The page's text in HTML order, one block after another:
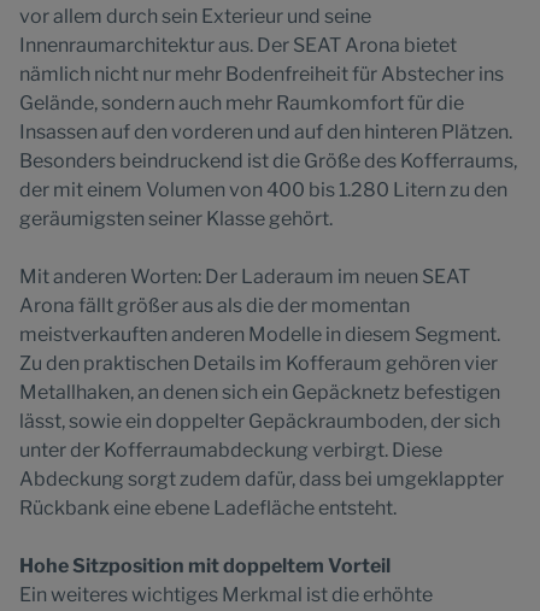
vor allem durch sein Exterieur und seine
Innenraumarchitektur aus. Der SEAT Arona bietet
nämlich nicht nur mehr Bodenfreiheit für Abstecher ins
Gelände, sondern auch mehr Raumkomfort für die
Insassen auf den vorderen und auf den hinteren Plätzen.
Besonders beindruckend ist die Größe des Kofferraums,
der mit einem Volumen von 400 bis 1.280 Litern zu den
geräumigsten seiner Klasse gehört.
Mit anderen Worten: Der Laderaum im neuen SEAT
Arona fällt größer aus als die der momentan
meistverkauften anderen Modelle in diesem Segment.
Zu den praktischen Details im Kofferaum gehören vier
Metallhaken, an denen sich ein Gepäcknetz befestigen
lässt, sowie ein doppelter Gepäckraumboden, der sich
unter der Kofferraumabdeckung verbirgt. Diese
Abdeckung sorgt zudem dafür, dass bei umgeklappter
Rückbank eine ebene Ladefläche entsteht.
Hohe Sitzposition mit doppeltem Vorteil
Ein weiteres wichtiges Merkmal ist die erhöhte